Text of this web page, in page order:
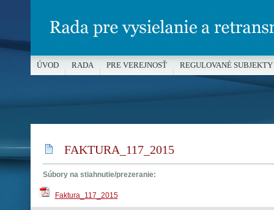
FAKTURA_117_2015
Súbory na stiahnutie/prezeranie:
Faktura_117_2015
ÚVOD RADA PRE VEREJNOSŤ REGULOVANÉ SUBJEKTY